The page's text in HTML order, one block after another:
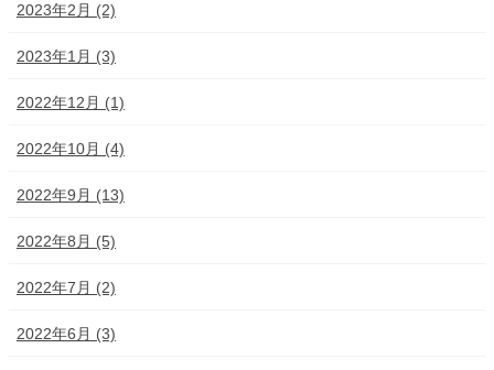
2023年2月 (2)
2023年1月 (3)
2022年12月 (1)
2022年10月 (4)
2022年9月 (13)
2022年8月 (5)
2022年7月 (2)
2022年6月 (3)